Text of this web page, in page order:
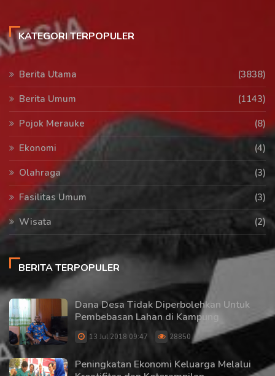
KATEGORI TERPOPULER
Berita Utama
(3838)
Berita Umum
(1143)
Pojok Merauke
(8)
Ekonomi
(4)
Olahraga
(3)
Fasilitas Umum
(3)
Wisata
(2)
BERITA TERPOPULER
Dana Desa Tidak Diperbolehkan Untuk
Pembebasan Lahan di Kampung
13 Jul 2018 09:47 28850
Peningkatan Ekonomi Keluarga Melalui